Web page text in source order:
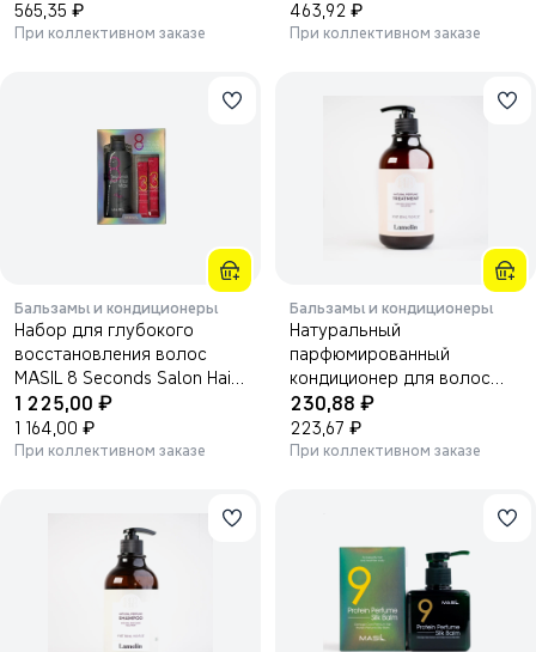
565,35 ₽
При коллективном заказе
463,92 ₽
При коллективном заказе
Бальзамы и кондиционеры
Набор для глубокого
восстановления волос
MASIL 8 Seconds Salon Hair
Mask 350 мл + Salon Hair
CMC Shampoo 8 мл × 2
1 225,00 ₽
1 164,00 ₽
При коллективном заказе
Бальзамы и кондиционеры
Натуральный
парфюмированный
кондиционер для волос
LAMELIN 500 мл.
230,88 ₽
223,67 ₽
При коллективном заказе